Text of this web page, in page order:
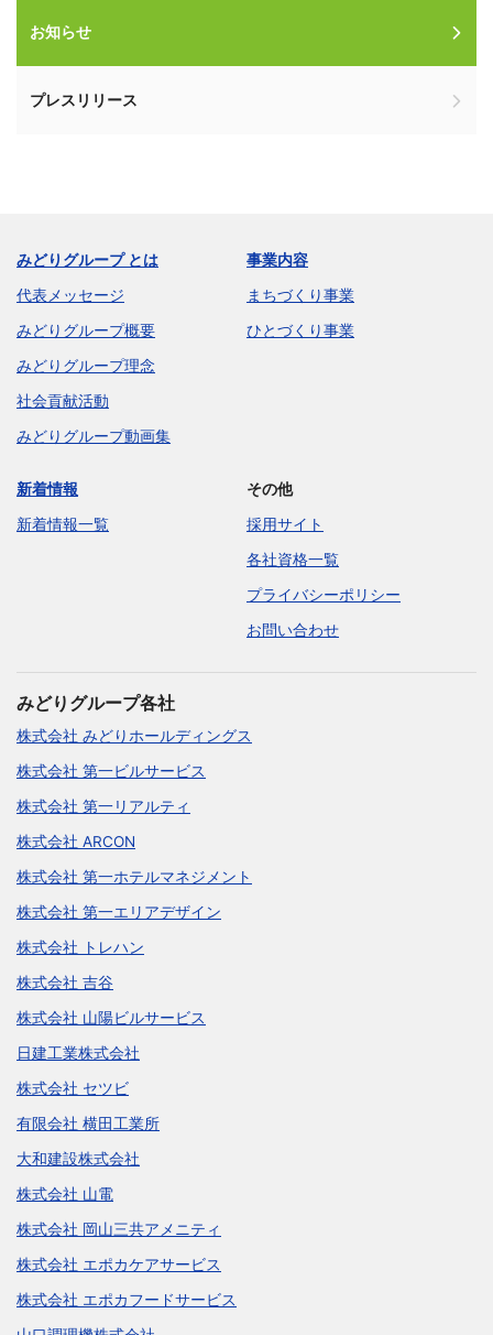
お知らせ
プレスリリース
みどりグループ とは
代表メッセージ
みどりグループ概要
みどりグループ理念
社会貢献活動
みどりグループ動画集
事業内容
まちづくり事業
ひとづくり事業
新着情報
新着情報一覧
その他
採用サイト
各社資格一覧
プライバシーポリシー
お問い合わせ
みどりグループ各社
株式会社 みどりホールディングス
株式会社 第一ビルサービス
株式会社 第一リアルティ
株式会社 ARCON
株式会社 第一ホテルマネジメント
株式会社 第一エリアデザイン
株式会社 トレハン
株式会社 吉谷
株式会社 山陽ビルサービス
日建工業株式会社
株式会社 セツビ
有限会社 横田工業所
大和建設株式会社
株式会社 山電
株式会社 岡山三共アメニティ
株式会社 エポカケアサービス
株式会社 エポカフードサービス